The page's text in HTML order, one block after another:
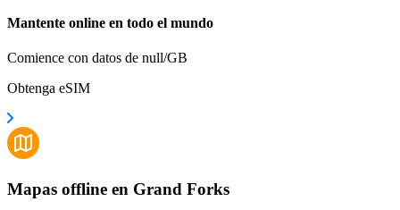
Mantente online en todo el mundo
Comience con datos de null/GB
Obtenga eSIM
Mapas offline en Grand Forks